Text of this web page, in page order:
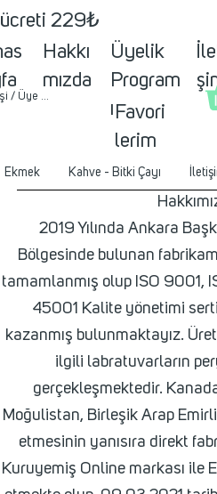
ücreti 229₺
Hakkı
mızda
Üyelik
Program
ı
/ Üye ol
Favori
lerim
Ekmek Kahve - Bitki Çayı
2019 Yılında Ankara
Bölgesinde bulunan
tamamlanmış olup ISO 9001,
45001 Kalite yönetimi
kazanmış bulunmaktayız.
ilgili labratuvarların
gerçekleşmektedir.
Moğulistan, Birleşik Arap
etmesinin yanısıra direkt
Kuruyemiş Online markası ile